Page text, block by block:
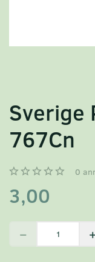
Sverige
767Cn
0
3,00